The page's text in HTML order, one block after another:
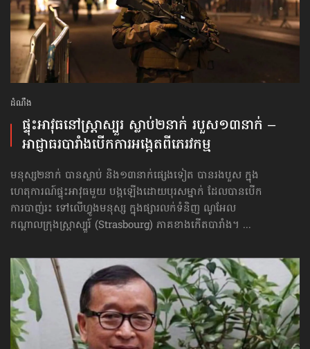
ដំណឹង
ផ្ទុះ​អាវុធ​នៅ​ស្ត្រាស្បួរ ស្លាប់​២នាក់ របួស១៣នាក់ –
អាជ្ញាធរ​បារាំង​បើក​ការអង្កេត​ពី​ភេរវកម្ម
មនុស្ស២នាក់ បានស្លាប់ និង១៣នាក់ផ្សេងទៀត បានរងបួស ក្នុង
ហេតុការណ៍ផ្ទុះអាវុធមួយ បង្កឡើងដោយបុរសម្នាក់ ដែលបានបើក
ការបាញ់រះ ទៅលើហ្វូងមនុស្ស ក្នុងផ្សារលក់ទំនិញ ណូអែល
កណ្ដាលក្រុងស្ត្រាស្បួរ៍ (Strasbourg) ភាគខាងកើតបារាំង។ ...